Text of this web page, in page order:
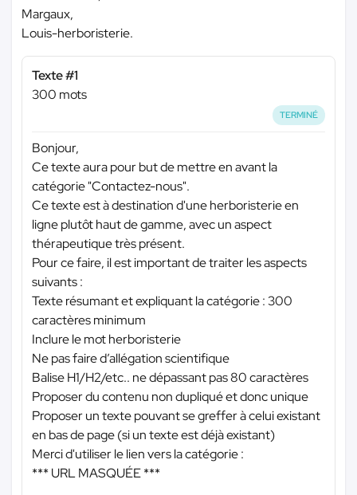
Margaux,
Louis-herboristerie.
Texte #1
300 mots
TERMINÉ
Bonjour,
Ce texte aura pour but de mettre en avant la
catégorie "Contactez-nous".
Ce texte est à destination d'une herboristerie en
ligne plutôt haut de gamme, avec un aspect
thérapeutique très présent.
Pour ce faire, il est important de traiter les aspects
suivants :
Texte résumant et expliquant la catégorie : 300
caractères minimum
Inclure le mot herboristerie
Ne pas faire d’allégation scientifique
Balise H1/H2/etc.. ne dépassant pas 80 caractères
Proposer du contenu non dupliqué et donc unique
Proposer un texte pouvant se greffer à celui existant
en bas de page (si un texte est déjà existant)
Merci d'utiliser le lien vers la catégorie :
*** URL MASQUÉE ***